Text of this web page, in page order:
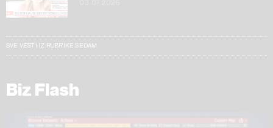
SVE VESTI IZ RUBRIKE SEDAM
Biz Flash